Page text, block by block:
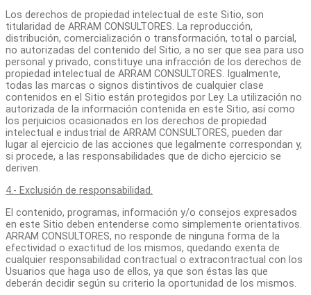
Los derechos de propiedad intelectual de este Sitio, son
titularidad de ARRAM CONSULTORES. La reproducción,
distribución, comercialización o transformación, total o parcial,
no autorizadas del contenido del Sitio, a no ser que sea para uso
personal y privado, constituye una infracción de los derechos de
propiedad intelectual de ARRAM CONSULTORES. Igualmente,
todas las marcas o signos distintivos de cualquier clase
contenidos en el Sitio están protegidos por Ley. La utilización no
autorizada de la información contenida en este Sitio, así como
los perjuicios ocasionados en los derechos de propiedad
intelectual e industrial de ARRAM CONSULTORES, pueden dar
lugar al ejercicio de las acciones que legalmente correspondan y,
si procede, a las responsabilidades que de dicho ejercicio se
deriven.
4.- Exclusión de responsabilidad.
El contenido, programas, información y/o consejos expresados
en este Sitio deben entenderse como simplemente orientativos.
ARRAM CONSULTORES, no responde de ninguna forma de la
efectividad o exactitud de los mismos, quedando exenta de
cualquier responsabilidad contractual o extracontractual con los
Usuarios que haga uso de ellos, ya que son éstas las que
deberán decidir según su criterio la oportunidad de los mismos.